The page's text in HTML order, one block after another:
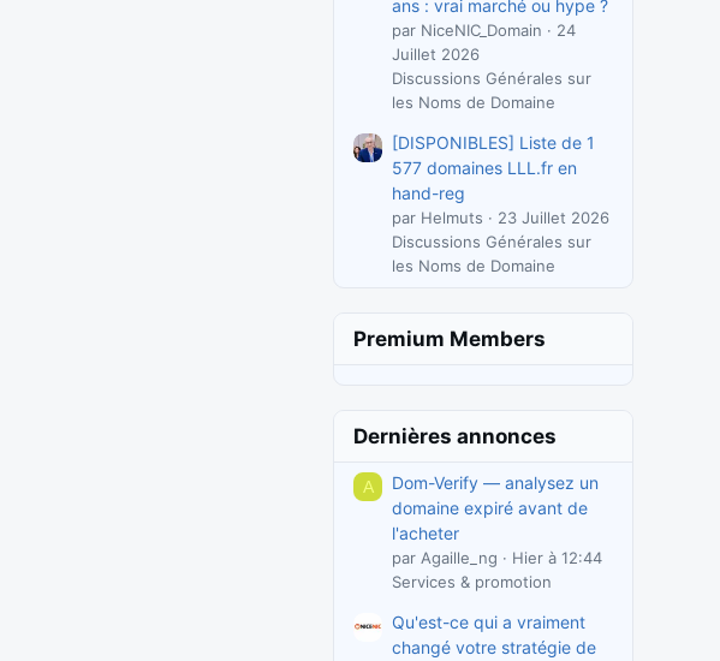
ans : vrai marché ou hype ?
par NiceNIC_Domain
24
Juillet 2026
Discussions Générales sur
les Noms de Domaine
[DISPONIBLES] Liste de 1
577 domaines LLL.fr en
hand-reg
par Helmuts
23 Juillet 2026
Discussions Générales sur
les Noms de Domaine
Premium Members
Dernières annonces
A
Dom-Verify — analysez un
domaine expiré avant de
l'acheter
par Agaille_ng
Hier à 12:44
Services & promotion
Qu'est-ce qui a vraiment
changé votre stratégie de